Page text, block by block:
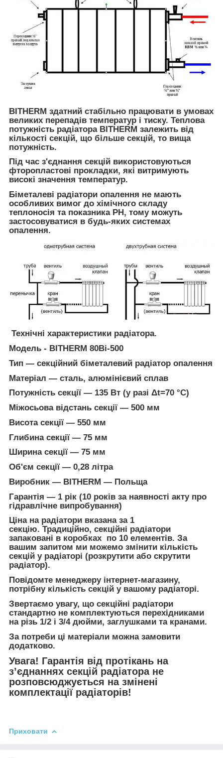
BITHERM здатний стабільно працювати в умовах
великих перепадів температур і тиску. Теплова
потужність радіатора BITHERM залежить від
кількості секцій, що більше секцій, то вища
потужність.
Під час з'єднання секцій використовуються
фторопластові прокладки, які витримують
високі значення температур.
Біметалеві радіатори опалення не мають
особливих вимог до хімічного складу
теплоносія та показника PH, тому можуть
застосовуватися в будь-яких системах
опалення.
Технічні характеристики радіатора.
Модель - BITHERM 80Bi-500
Тип — секційний біметалевий радіатор опалення
Матеріал — сталь, алюмінієвий сплав
Потужність секції — 135 Вт (у разі Δt=70 °C)
Міжосьова відстань секції — 500 мм
Висота секції — 550 мм
Глибина секції — 75 мм
Ширина секції — 75 мм
Об'єм секції — 0,28 літра
Виробник — BITHERM — Польща
Гарантія — 1 рік (10 років за наявності акту про
гідравлічне випробування)
Ціна на радіатори вказана за 1
секцію. Традиційно, секційні радіатори
запаковані в коробках по 10 елементів. За
вашим запитом ми можемо змінити кількість
секцій у радіаторі (розкрутити або скрутити
радіатор).
Повідомте менеджеру інтернет-магазину,
потрібну кількість секцій у вашому радіаторі.
Звертаємо увагу, що секційні радіатори
стандартно не комплектуються перехідниками
на різь 1/2 і 3/4 дюйми, заглушками та кранами.
За потреби ці матеріали можна замовити
додатково.
Увага! Гарантія від протікань на
зʼєднаннях секцій радіатора не
розповсюджується на змінені
комплектації радіаторів!
Приховати